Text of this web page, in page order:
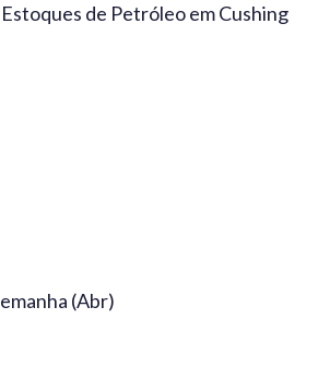
de Petróleo em Cushing
(Abr)